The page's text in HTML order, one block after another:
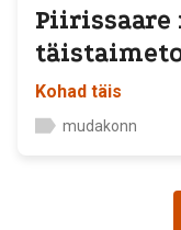
Piirissaare
Kohad täis
mudakonn